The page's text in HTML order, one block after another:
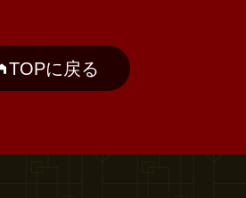
TOPに戻る